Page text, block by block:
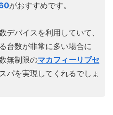
がおすすめです。
デバイスを利用していて、
台数が非常に多い場合に
無制限のマカフィーリブセ
パを実現してくれるでしょ